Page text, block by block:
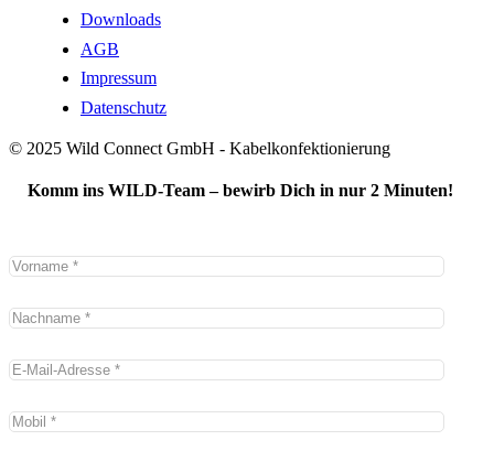
Downloads
AGB
Impressum
Datenschutz
© 2025 Wild Connect GmbH - Kabelkonfektionierung
Komm ins WILD-Team – bewirb Dich in nur 2 Minuten!